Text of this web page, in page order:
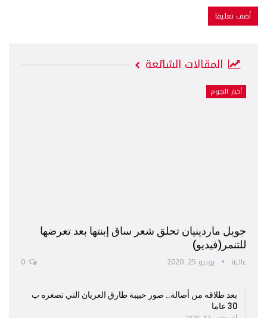
المقالات الشائعة
أخبار النجوم
جويل ماردينيان تحلق شعر ساق إبنتها بعد تعرضها
للتنمر(فيديو)
عالية يونيو 25, 2020
بعد طلاقه من أصالة.. صور حبيبة طارق العريان التي تصغره ب
30 عاما